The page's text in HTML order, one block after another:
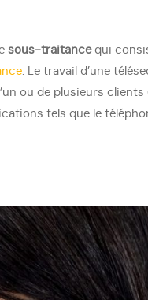
sous-traitancequi
. Le travail d’une
ou de plusieurs
tels que le